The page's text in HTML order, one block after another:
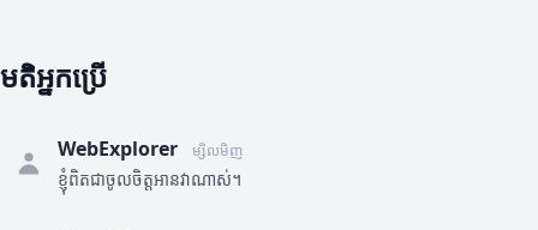
មតិអ្នកប្រើ
WebExplorer ម្សិលមិញ
ខ្ញុំពិតជាចូលចិត្តអានវាណាស់។